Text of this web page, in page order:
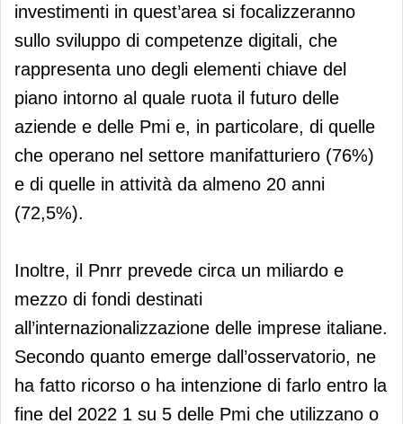
investimenti in quest’area si focalizzeranno
sullo sviluppo di competenze digitali, che
rappresenta uno degli elementi chiave del
piano intorno al quale ruota il futuro delle
aziende e delle Pmi e, in particolare, di quelle
che operano nel settore manifatturiero (76%)
e di quelle in attività da almeno 20 anni
(72,5%).
Inoltre, il Pnrr prevede circa un miliardo e
mezzo di fondi destinati
all’internazionalizzazione delle imprese italiane.
Secondo quanto emerge dall’osservatorio, ne
ha fatto ricorso o ha intenzione di farlo entro la
fine del 2022 1 su 5 delle Pmi che utilizzano o